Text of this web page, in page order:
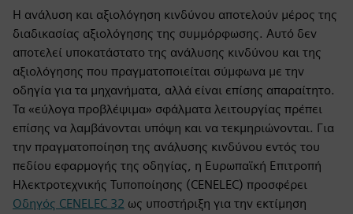
Η ανάλυση και αξιολόγηση κινδύνου αποτελούν μέρος της
διαδικασίας αξιολόγησης της συμμόρφωσης. Αυτό δεν
αποτελεί υποκατάστατο της ανάλυσης κινδύνου και της
αξιολόγησης που πραγματοποιείται σύμφωνα με την
οδηγία για τα μηχανήματα, αλλά είναι επίσης απαραίτητο.
Τα «εύλογα προβλέψιμα» σφάλματα λειτουργίας πρέπει
επίσης να λαμβάνονται υπόψη και να τεκμηριώνονται. Για
την πραγματοποίηση της ανάλυσης κινδύνου εντός του
πεδίου εφαρμογής της οδηγίας, η Ευρωπαϊκή Επιτροπή
Ηλεκτροτεχνικής Τυποποίησης (CENELEC) προσφέρει
Οδηγός CENELEC 32 ως υποστήριξη για την εκτίμηση